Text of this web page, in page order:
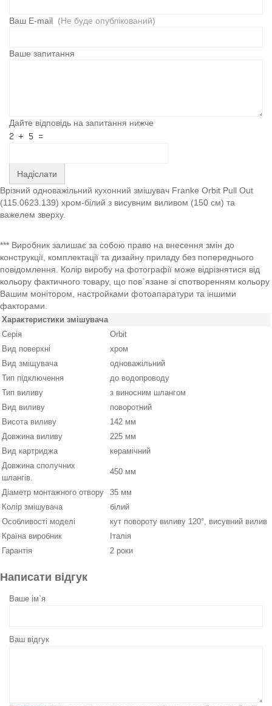
Ваш E-mail (Не буде опублікований)
Ваше запитання
Дайте відповідь на запитання нижче
Надіслати
Врізний одноважільний кухонний змішувач Franke Orbit Pull Out
(115.0623.139) хром-білий з висувним виливом (150 см) та
важелем зверху.
*** Виробник залишає за собою право на внесення змін до
конструкції, комплектації та дизайну приладу без попереднього
повідомлення. Колір виробу на фотографії може відрізнятися від
кольору фактичного товару, що пов`язане зі спотворенням кольору
Вашим монітором, настройками фотоапаратури та іншими
факторами.
Характеристики змішувача
Серія
Orbit
Вид поверхні
хром
Вид зміщувача
одноважільний
Тип підключення
до водопроводу
Тип виливу
з виносним шлангом
Вид виливу
поворотний
Висота виливу
142 мм
Довжина виливу
225 мм
Вид картриджа
керамічний
Довжина сполучних
шлангів.
450 мм
Діаметр монтажного отвору
35 мм
Колір змішувача
білий
Особливості моделі
кут повороту виливу 120°, висувний вилив
Країна виробник
Італія
Гарантія
2 роки
Написати відгук
Ваше ім`я
Ваш відгук